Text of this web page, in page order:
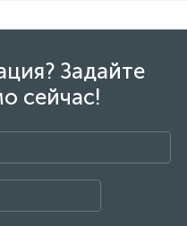
Задайте
сейчас!